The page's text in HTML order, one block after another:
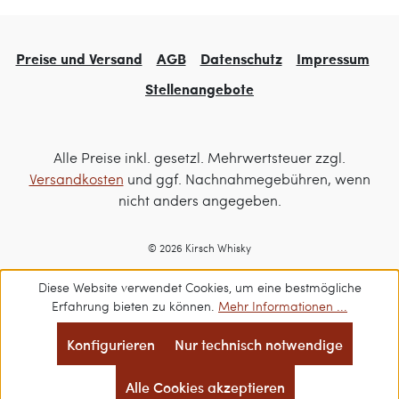
Preise und Versand AGB Datenschutz
Impressum
Stellenangebote
Alle Preise inkl. gesetzl. Mehrwertsteuer zzgl.
Versandkosten und ggf. Nachnahmegebühren, wenn
nicht anders angegeben.
© 2026 Kirsch Whisky
Diese Website verwendet Cookies, um eine bestmögliche
Erfahrung bieten zu können. Mehr Informationen ...
Nur technisch notwendige
Konfigurieren
Alle Cookies akzeptieren